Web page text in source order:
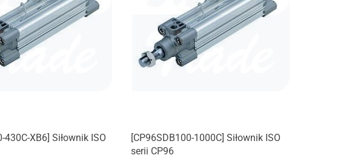
430C-XB6] Siłownik ISO
[CP96SDB100-1000C] Siłownik ISO
serii CP96